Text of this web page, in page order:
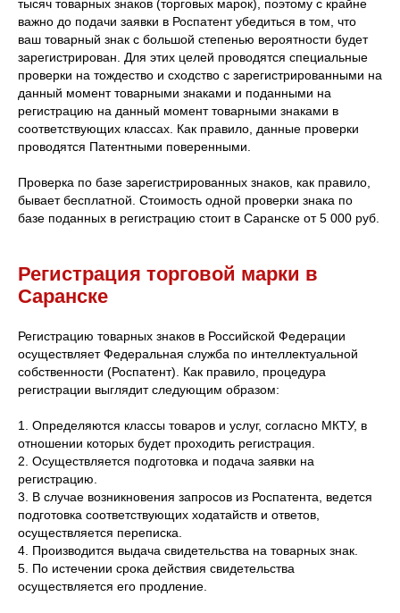
тысяч товарных знаков (торговых марок), поэтому с крайне
важно до подачи заявки в Роспатент убедиться в том, что
ваш товарный знак с большой степенью вероятности будет
зарегистрирован. Для этих целей проводятся специальные
проверки на тождество и сходство с зарегистрированными на
данный момент товарными знаками и поданными на
регистрацию на данный момент товарными знаками в
соответствующих классах. Как правило, данные проверки
проводятся Патентными поверенными.
Проверка по базе зарегистрированных знаков, как правило,
бывает бесплатной. Стоимость одной проверки знака по
базе поданных в регистрацию стоит в Саранске от 5 000 руб.
Регистрация торговой марки в
Саранске
Регистрацию товарных знаков в Российской Федерации
осуществляет Федеральная служба по интеллектуальной
собственности (Роспатент). Как правило, процедура
регистрации выглядит следующим образом:
1. Определяются классы товаров и услуг, согласно МКТУ, в
отношении которых будет проходить регистрация.
2. Осуществляется подготовка и подача заявки на
регистрацию.
3. В случае возникновения запросов из Роспатента, ведется
подготовка соответствующих ходатайств и ответов,
осуществляется переписка.
4. Производится выдача свидетельства на товарных знак.
5. По истечении срока действия свидетельства
осуществляется его продление.